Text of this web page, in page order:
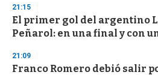
21:15
El primer gol del argentino
Peñarol: en una final y con
21:09
Franco Romero debió salir